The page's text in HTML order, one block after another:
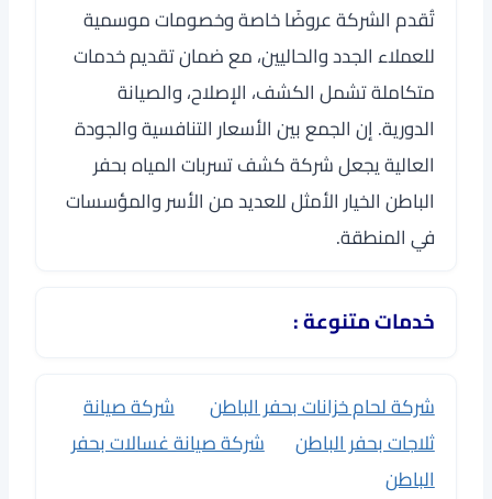
تُقدم الشركة عروضًا خاصة وخصومات موسمية
للعملاء الجدد والحاليين، مع ضمان تقديم خدمات
متكاملة تشمل الكشف، الإصلاح، والصيانة
الدورية. إن الجمع بين الأسعار التنافسية والجودة
العالية يجعل شركة كشف تسربات المياه بحفر
الباطن الخيار الأمثل للعديد من الأسر والمؤسسات
في المنطقة.
خدمات متنوعة :
شركة لحام خزانات بحفر الباطن
شركة صيانة
ثلاجات بحفر الباطن
شركة صيانة غسالات بحفر
الباطن